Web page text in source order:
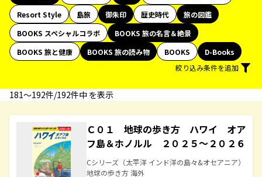
Resort Style
島旅 御朱印 歴史時代
旅の図鑑
BOOKS スペシャルコラボ
BOOKS 旅の名言＆絶景
BOOKS 旅と健康
BOOKS 旅の読み物 BOOKS
D-Books
絞り込み条件を追加
181〜192件/192件中 を表示
Ｃ０１ 地球の歩き方 ハワイ オア
フ島＆ホノルル ２０２５～２０２６
Cシリーズ（太平洋 インド洋の島々&オセアニア）
地球の歩き方 海外